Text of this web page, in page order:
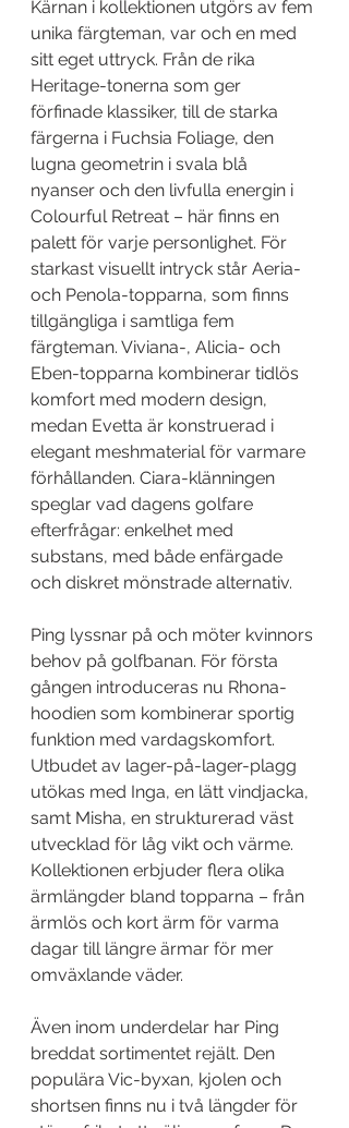
Kärnan i kollektionen utgörs av fem
unika färgteman, var och en med
sitt eget uttryck. Från de rika
Heritage-tonerna som ger
förfinade klassiker, till de starka
färgerna i Fuchsia Foliage, den
lugna geometrin i svala blå
nyanser och den livfulla energin i
Colourful Retreat – här finns en
palett för varje personlighet. För
starkast visuellt intryck står Aeria-
och Penola-topparna, som finns
tillgängliga i samtliga fem
färgteman. Viviana-, Alicia- och
Eben-topparna kombinerar tidlös
komfort med modern design,
medan Evetta är konstruerad i
elegant meshmaterial för varmare
förhållanden. Ciara-klänningen
speglar vad dagens golfare
efterfrågar: enkelhet med
substans, med både enfärgade
och diskret mönstrade alternativ.
Ping lyssnar på och möter kvinnors
behov på golfbanan. För första
gången introduceras nu Rhona-
hoodien som kombinerar sportig
funktion med vardagskomfort.
Utbudet av lager-på-lager-plagg
utökas med Inga, en lätt vindjacka,
samt Misha, en strukturerad väst
utvecklad för låg vikt och värme.
Kollektionen erbjuder flera olika
ärmlängder bland topparna – från
ärmlös och kort ärm för varma
dagar till längre ärmar för mer
omväxlande väder.
Även inom underdelar har Ping
breddat sortimentet rejält. Den
populära Vic-byxan, kjolen och
shortsen finns nu i två längder för